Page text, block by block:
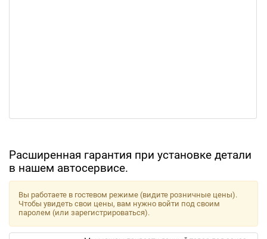
Расширенная гарантия при установке детали
в нашем автосервисе.
Вы работаете в гостевом режиме (видите розничные цены).
Чтобы увидеть свои цены, вам нужно войти под своим
паролем (или зарегистрироваться).